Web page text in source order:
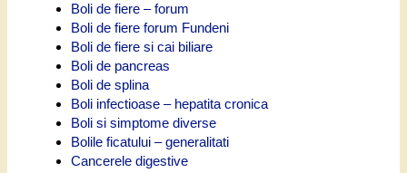
Boli de fiere – forum
Boli de fiere forum Fundeni
Boli de fiere si cai biliare
Boli de pancreas
Boli de splina
Boli infectioase – hepatita cronica
Boli si simptome diverse
Bolile ficatului – generalitati
Cancerele digestive